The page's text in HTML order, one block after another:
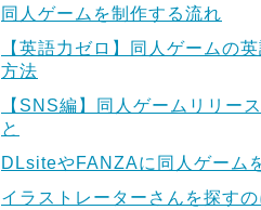
同人ゲームを制作する流れ
【英語力ゼロ】同人ゲームの
方法
【SNS編】同人ゲームリリー
と
DLsiteやFANZAに同人ゲーム
イラストレーターさんを探す